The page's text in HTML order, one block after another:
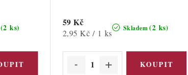
(2 ks) Skladem(2 ks)
59 Kč
Měrná
2,95 Kč / 1 ks